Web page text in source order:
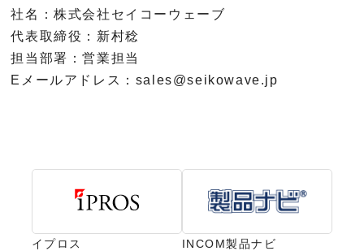
社名：株式会社セイコーウェーブ
代表取締役：新村稔
担当部署：営業担当
Eメールアドレス：sales@seikowave.jp
イプロス INCOM製品ナビ